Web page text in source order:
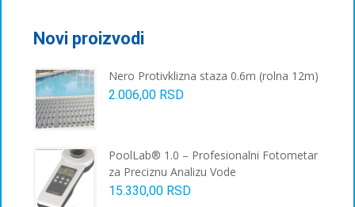
Novi proizvodi
Nero Protivklizna staza 0.6m (rolna 12m)
2.006,00 RSD
PoolLab® 1.0 – Profesionalni Fotometar
za Preciznu Analizu Vode
15.330,00 RSD